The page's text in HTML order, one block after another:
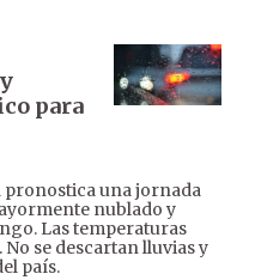
para
una jornada
nublado y
Las temperaturas
se descartan lluvias y
país.